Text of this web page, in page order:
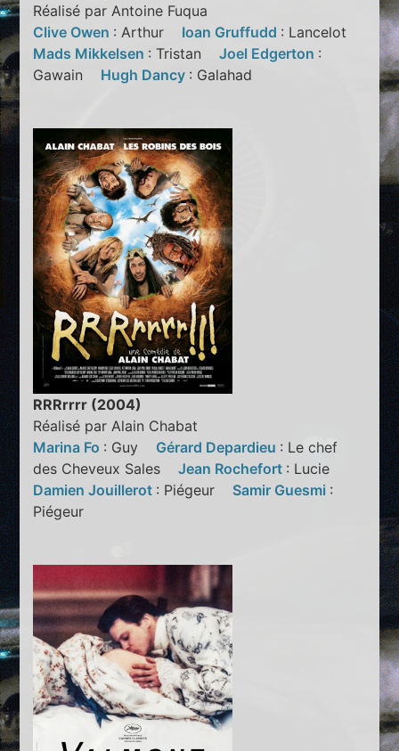
Réalisé par Antoine Fuqua
Clive Owen : Arthur Ioan Gruffudd : Lancelot
Mads Mikkelsen : TristanJoel Edgerton :
Gawain Hugh Dancy : Galahad
RRRrrrr (2004)
Réalisé par Alain Chabat
Marina Fo : Guy Gérard Depardieu : Le chef
des Cheveux SalesJean Rochefort : Lucie
Damien Jouillerot : Piégeur Samir Guesmi :
Piégeur